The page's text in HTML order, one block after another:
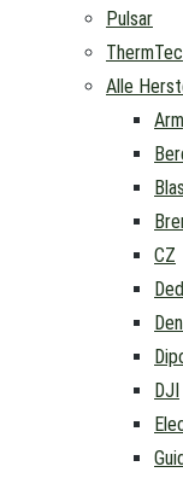
Pulsar
ThermTec
Alle
CZ
DJI